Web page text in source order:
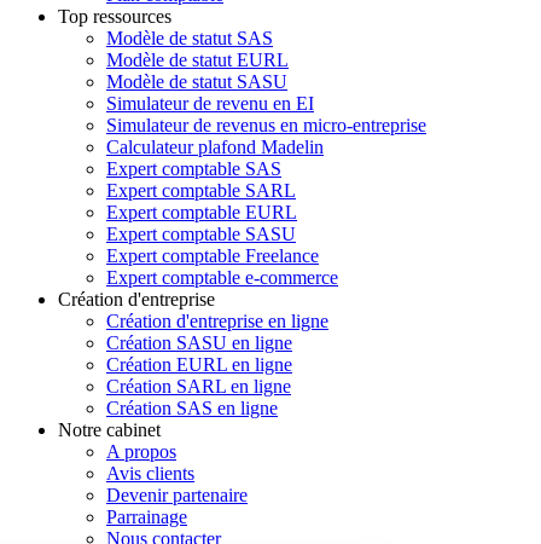
Top ressources
Modèle de statut SAS
Modèle de statut EURL
Modèle de statut SASU
Simulateur de revenu en EI
Simulateur de revenus en micro-entreprise
Calculateur plafond Madelin
Expert comptable SAS
Expert comptable SARL
Expert comptable EURL
Expert comptable SASU
Expert comptable Freelance
Expert comptable e-commerce
Création d'entreprise
Création d'entreprise en ligne
Création SASU en ligne
Création EURL en ligne
Création SARL en ligne
Création SAS en ligne
Notre cabinet
A propos
Avis clients
Devenir partenaire
Parrainage
Nous contacter